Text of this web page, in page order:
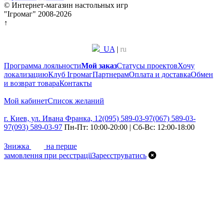
© Интернет-магазин настольных игр
"Ігромаг" 2008-2026
↑
UA | ru
Программа лояльностиМой заказСтатусы проектовХочу
локализациюКлуб ІгромагПартнерамОплата и доставкаОбмен
и возврат товараКонтакты
Мой кабинетСписок желаний
г. Киев, ул. Ивана Франка, 12(095) 589-03-97(067) 589-03-
97(093) 589-03-97 Пн-Пт: 10:00-20:00 | Сб-Вс: 12:00-18:00
Знижка
на перше
замовлення при реєстраціїЗареєструватись